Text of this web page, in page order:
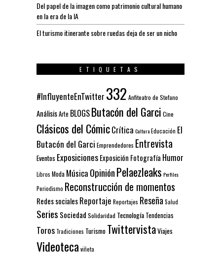
Del papel de la imagen como patrimonio cultural humano
en la era de la IA
El turismo itinerante sobre ruedas deja de ser un nicho
ETIQUETAS
#InfluyenteEnTwitter 332 Anfiteatro de Stefano
AnálisisArte BLOGSButacón del Garci Cine
Clásicos del CómicCrítica CulturaEducación El
Butacón del Garci Emprendedores Entrevista
Eventos ExposicionesExposición Fotografía Humor
Libros Moda Música OpiniónPelaezleaks Perfiles
Periodismo Reconstrucción de momentos
Redes socialesReportaje Reportajes ReseñaSalud
Series Sociedad Solidaridad Tecnología Tendencias
Toros Tradiciones Turismo TwittervistaViajes
Videotecaviñeta